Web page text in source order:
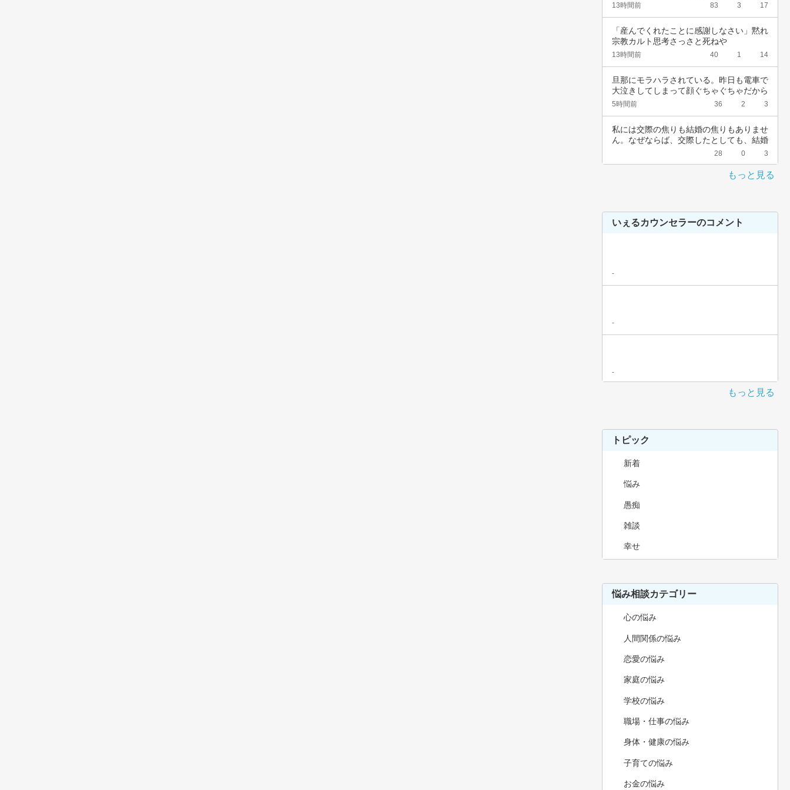
裕ないく…
13時間前 83 3 17
「産んでくれたことに感謝しなさい」黙れ
宗教カルト思考さっさと死ねや
13時間前 40 1 14
旦那にモラハラされている。昨日も電車で
大泣きしてしまって顔ぐちゃぐちゃだから
会社休ん…
5時間前 36 2 3
私には交際の焦りも結婚の焦りもありませ
ん。なぜならば、交際したとしても、結婚
28 0 3
もっと見る
いぇるカウンセラーのコメント
-
-
-
もっと見る
トピック
新着
悩み
愚痴
雑談
幸せ
悩み相談カテゴリー
心の悩み
人間関係の悩み
恋愛の悩み
家庭の悩み
学校の悩み
職場・仕事の悩み
身体・健康の悩み
子育ての悩み
お金の悩み